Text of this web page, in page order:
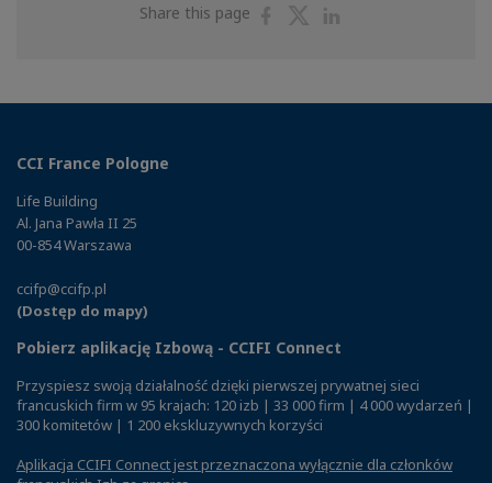
Share this page
ShareShare
CCI France Pologne
Life Building
Al. Jana Pawła II 25
00-854 Warszawa
ccifp@ccifp.pl
(Dostęp do mapy)
Pobierz aplikację Izbową - CCIFI Connect
Przyspiesz swoją działalność dzięki pierwszej prywatnej sieci
francuskich firm w 95 krajach: 120 izb | 33 000 firm | 4 000 wydarzeń |
300 komitetów | 1 200 ekskluzywnych korzyści
Aplikacja CCIFI Connect jest przeznaczona wyłącznie dla członków